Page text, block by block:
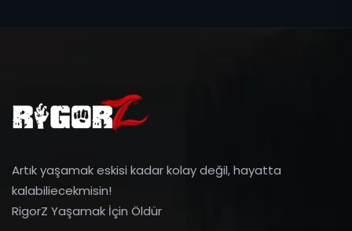
Artık yaşamak eskisi kadar kolay değil, hayatta
kalabiliecekmisin!
RigorZ Yaşamak İçin Öldür